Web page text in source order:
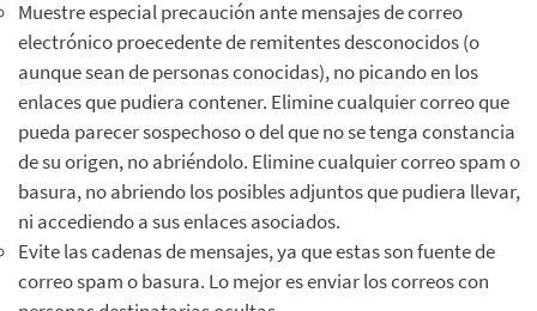
Muestre especial precaución ante mensajes de correo
electrónico proecedente de remitentes desconocidos (o
aunque sean de personas conocidas), no picando en los
enlaces que pudiera contener. Elimine cualquier correo que
pueda parecer sospechoso o del que no se tenga constancia
de su origen, no abriéndolo. Elimine cualquier correo spam o
basura, no abriendo los posibles adjuntos que pudiera llevar,
ni accediendo a sus enlaces asociados.
Evite las cadenas de mensajes, ya que estas son fuente de
correo spam o basura. Lo mejor es enviar los correos con